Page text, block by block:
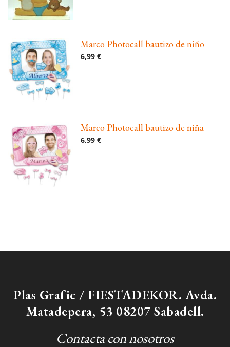
Marco Photocall bautizo de niño
6,99 €
Marco Photocall bautizo de niña
6,99 €
Plas Grafic / FIESTADEKOR. Avda.
Matadepera, 53 08207 Sabadell.
Contacta con nosotros